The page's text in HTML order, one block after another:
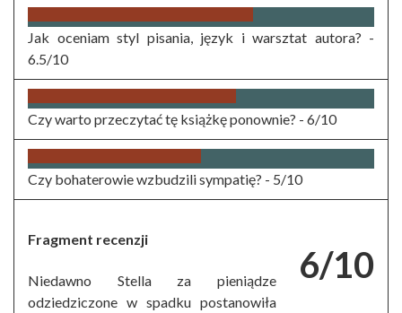
Jak oceniam styl pisania, język i warsztat autora? -
6.5/10
Czy warto przeczytać tę książkę ponownie? - 6/10
Czy bohaterowie wzbudzili sympatię? - 5/10
6/10
Fragment recenzji
Niedawno Stella za pieniądze
odziedziczone w spadku postanowiła